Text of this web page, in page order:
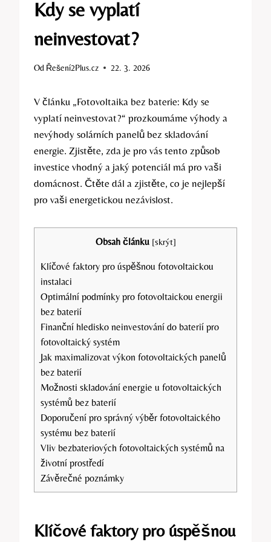
Kdy se vyplatí
neinvestovat?
Od Řešení2Plus.cz 22. 3. 2026
V článku „Fotovoltaika bez baterie: Kdy se
vyplatí neinvestovat?“ prozkoumáme výhody a
nevýhody solárních panelů bez skladování
energie. Zjistěte, zda je pro vás tento způsob
investice vhodný a jaký potenciál má pro vaši
domácnost. Čtěte dál a zjistěte, co je nejlepší
pro vaši energetickou nezávislost.
Obsah článku [skrýt]
Klíčové faktory pro úspěšnou fotovoltaickou
instalaci
Optimální podmínky pro fotovoltaickou energii
bez baterií
Finanční hledisko neinvestování do baterií pro
fotovoltaický systém
Jak maximalizovat výkon fotovoltaických panelů
bez baterií
Možnosti skladování energie u fotovoltaických
systémů bez baterií
Doporučení pro správný výběr fotovoltaického
systému bez baterií
Vliv bezbateriových fotovoltaických systémů na
životní prostředí
Závěrečné poznámky
Klíčové faktory pro úspěšnou